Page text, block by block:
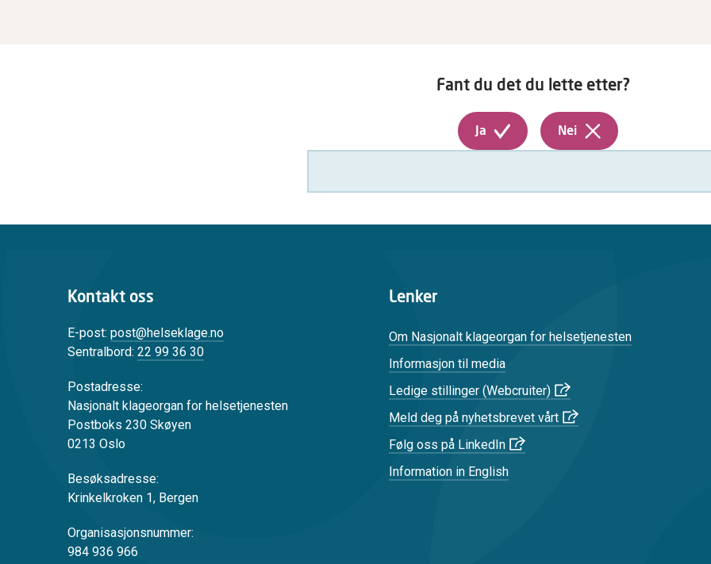
Fant du det du lette etter?
Ja Nei
Kontakt oss
E-post: post@helseklage.no
Sentralbord: 22 99 36 30
Postadresse:
Nasjonalt klageorgan for helsetjenesten
Postboks 230 Skøyen
0213 Oslo
Besøksadresse:
Krinkelkroken 1, Bergen
Organisasjonsnummer:
984 936 966
Lenker
Om Nasjonalt klageorgan for helsetjenesten
Informasjon til media
Ledige stillinger (Webcruiter)
Meld deg på nyhetsbrevet vårt
Følg oss på LinkedIn
Information in English